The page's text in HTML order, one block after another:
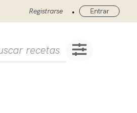
Registrarse • Entrar